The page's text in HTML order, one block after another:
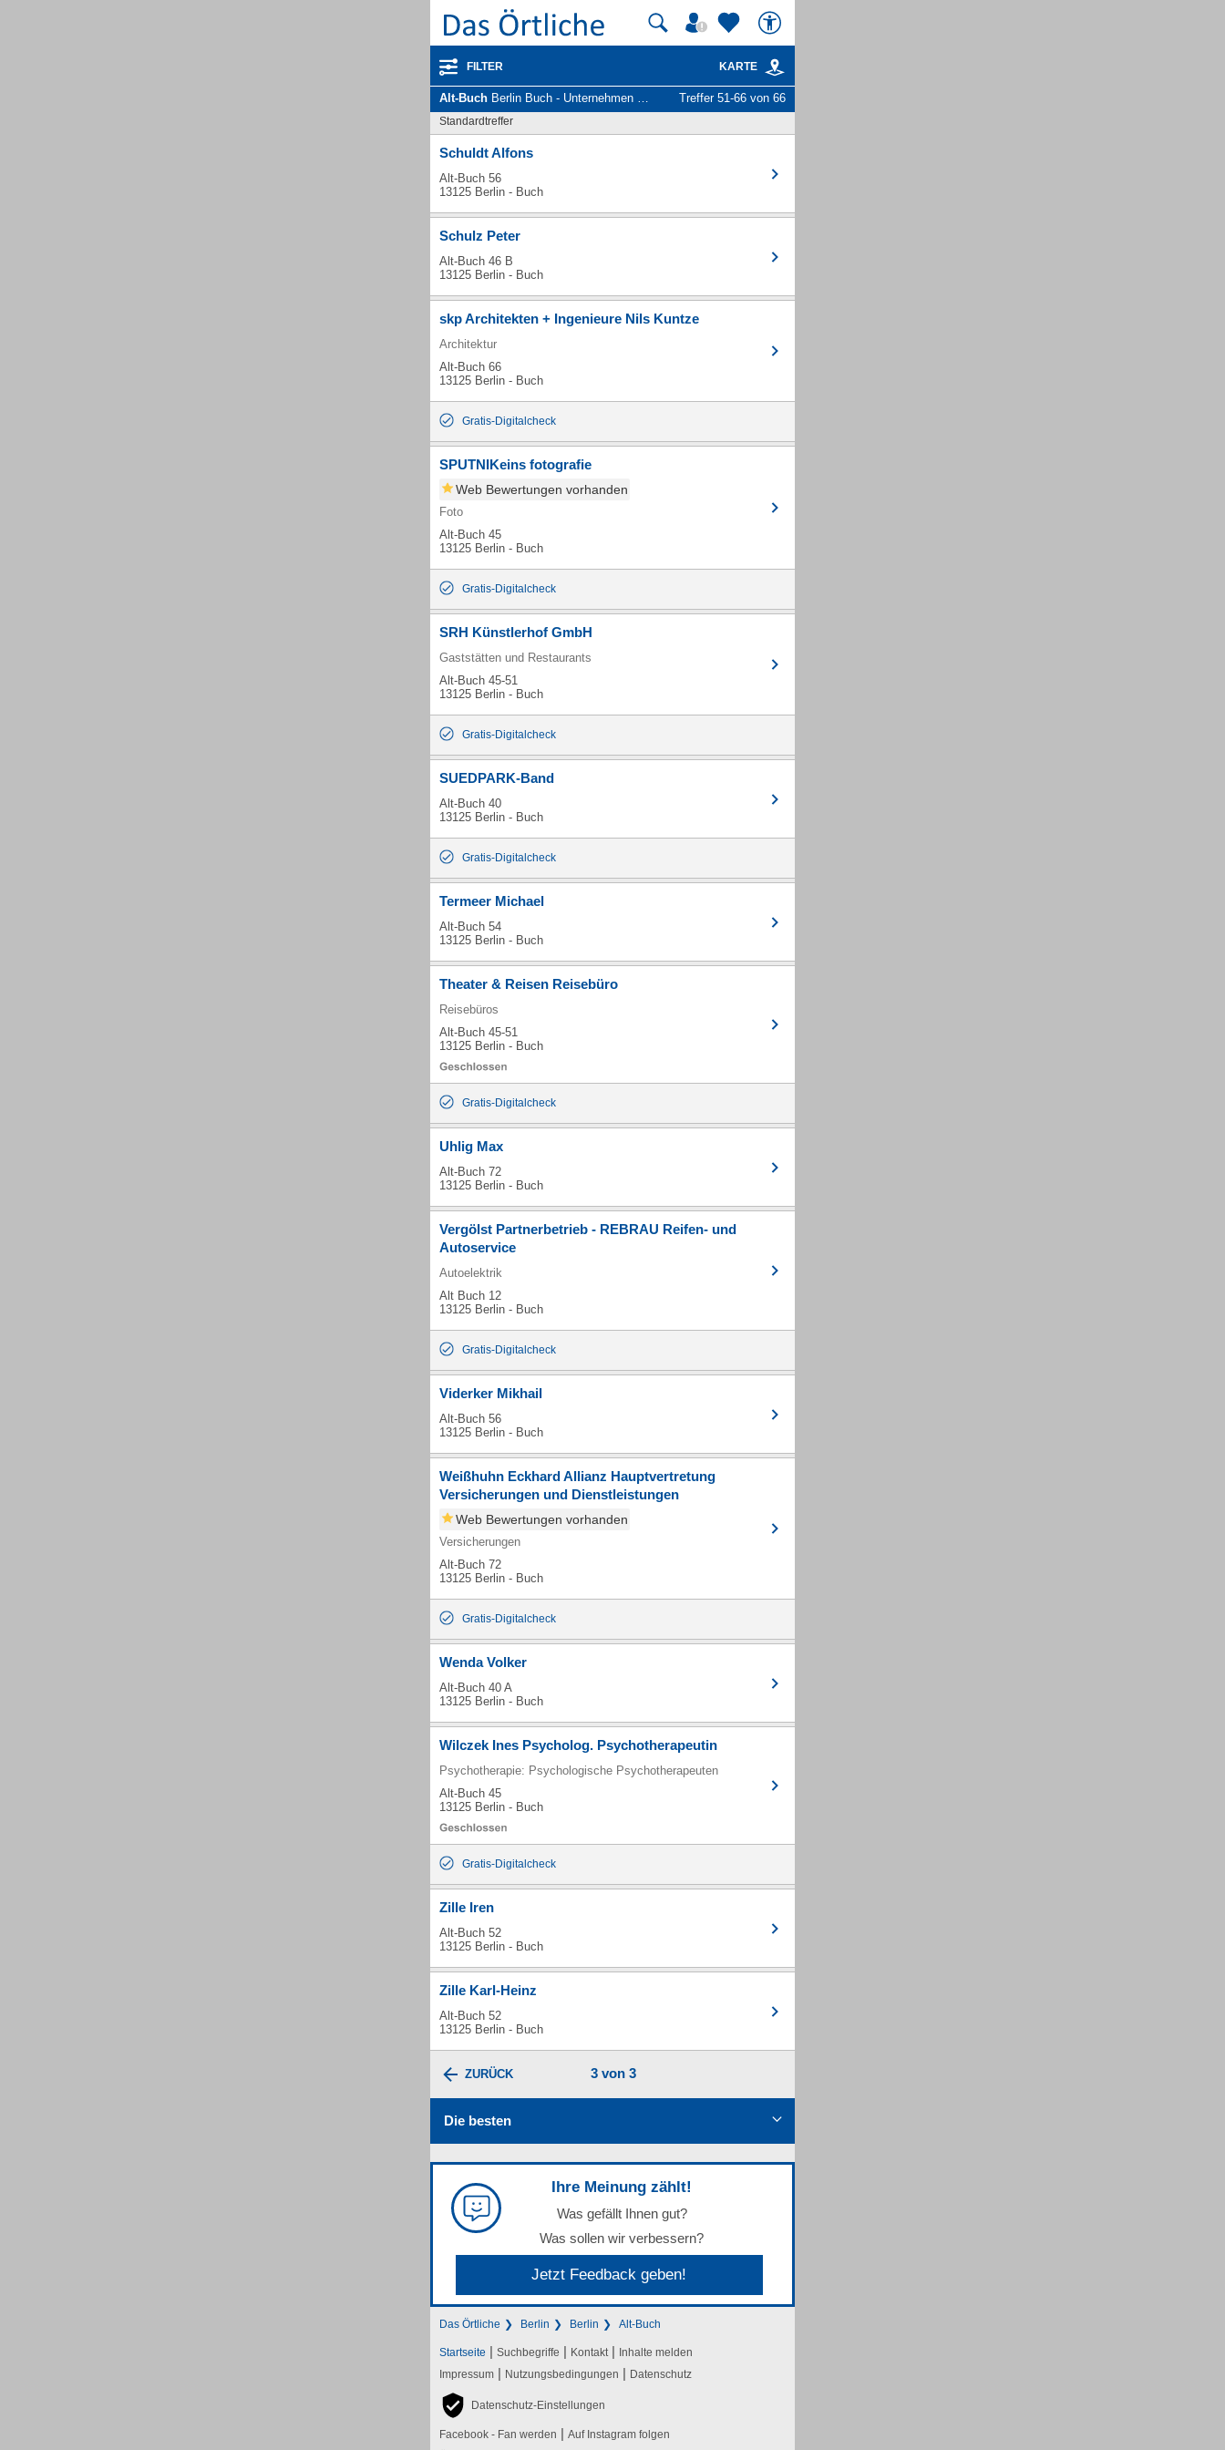
FILTER KARTE
Alt-Buch Berlin Buch - Unternehmen und Personen Treffer 51-66 von 66
Standardtreffer
Schuldt Alfons
Alt-Buch 56
13125 Berlin - Buch
Schulz Peter
Alt-Buch 46 B
13125 Berlin - Buch
skp Architekten + Ingenieure Nils Kuntze
Architektur
Alt-Buch 66
13125 Berlin - Buch
Gratis-Digitalcheck
SPUTNIKeins fotografie
Web Bewertungen vorhanden
Foto
Alt-Buch 45
13125 Berlin - Buch
Gratis-Digitalcheck
SRH Künstlerhof GmbH
Gaststätten und Restaurants
Alt-Buch 45-51
13125 Berlin - Buch
Gratis-Digitalcheck
SUEDPARK-Band
Alt-Buch 40
13125 Berlin - Buch
Gratis-Digitalcheck
Termeer Michael
Alt-Buch 54
13125 Berlin - Buch
Theater & Reisen Reisebüro
Reisebüros
Alt-Buch 45-51
13125 Berlin - Buch
Gratis-Digitalcheck
Uhlig Max
Alt-Buch 72
13125 Berlin - Buch
Vergölst Partnerbetrieb - REBRAU Reifen- und
Autoservice
Autoelektrik
Alt Buch 12
13125 Berlin - Buch
Gratis-Digitalcheck
Viderker Mikhail
Alt-Buch 56
13125 Berlin - Buch
Weißhuhn Eckhard Allianz Hauptvertretung
Versicherungen und Dienstleistungen
Web Bewertungen vorhanden
Versicherungen
Alt-Buch 72
13125 Berlin - Buch
Gratis-Digitalcheck
Wenda Volker
Alt-Buch 40 A
13125 Berlin - Buch
Wilczek Ines Psycholog. Psychotherapeutin
Psychotherapie: Psychologische Psychotherapeuten
Alt-Buch 45
13125 Berlin - Buch
Gratis-Digitalcheck
Zille Iren
Alt-Buch 52
13125 Berlin - Buch
Zille Karl-Heinz
Alt-Buch 52
13125 Berlin - Buch
ZURÜCK 3 von 3
Die besten
Ihre Meinung zählt!
Was gefällt Ihnen gut?
Was sollen wir verbessern?
Jetzt Feedback geben!
Das Örtliche Berlin Berlin Alt-Buch
Startseite | Suchbegriffe | Kontakt | Inhalte melden
Impressum | Nutzungsbedingungen | Datenschutz
Datenschutz-Einstellungen
Facebook - Fan werden | Auf Instagram folgen